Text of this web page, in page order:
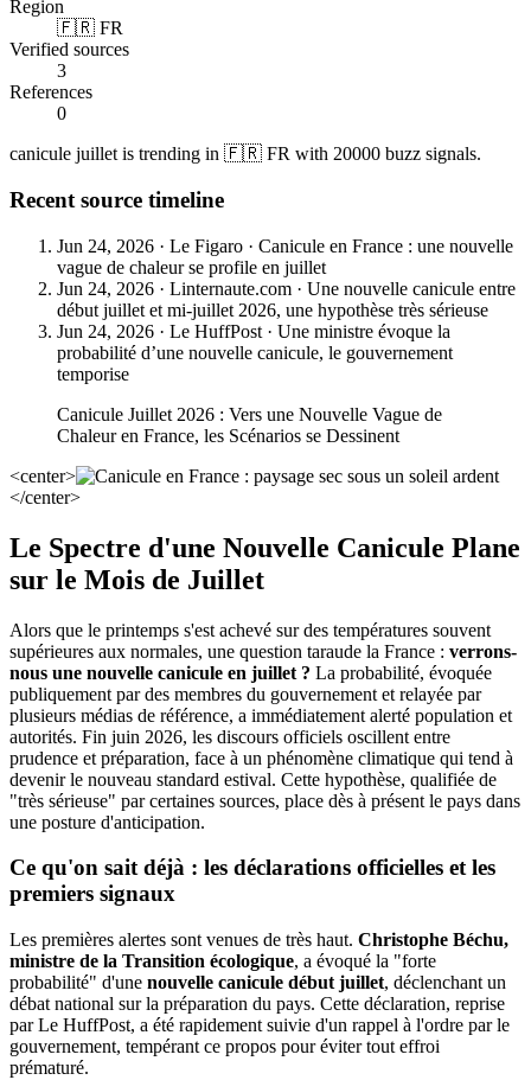
Region
🇫🇷 FR
Verified sources
3
References
0
canicule juillet is trending in 🇫🇷 FR with 20000 buzz signals.
Recent source timeline
Jun 24, 2026 · Le Figaro · Canicule en France : une nouvelle
vague de chaleur se profile en juillet
Jun 24, 2026 · Linternaute.com · Une nouvelle canicule entre
début juillet et mi-juillet 2026, une hypothèse très sérieuse
Jun 24, 2026 · Le HuffPost · Une ministre évoque la
probabilité d’une nouvelle canicule, le gouvernement
temporise
Canicule Juillet 2026 : Vers une Nouvelle Vague de
Chaleur en France, les Scénarios se Dessinent
<center>
</center>
Le Spectre d'une Nouvelle Canicule Plane
sur le Mois de Juillet
Alors que le printemps s'est achevé sur des températures souvent
supérieures aux normales, une question taraude la France : verrons-
nous une nouvelle canicule en juillet ? La probabilité, évoquée
publiquement par des membres du gouvernement et relayée par
plusieurs médias de référence, a immédiatement alerté population et
autorités. Fin juin 2026, les discours officiels oscillent entre
prudence et préparation, face à un phénomène climatique qui tend à
devenir le nouveau standard estival. Cette hypothèse, qualifiée de
"très sérieuse" par certaines sources, place dès à présent le pays dans
une posture d'anticipation.
Ce qu'on sait déjà : les déclarations officielles et les
premiers signaux
Les premières alertes sont venues de très haut. Christophe Béchu,
ministre de la Transition écologique, a évoqué la "forte
probabilité" d'une nouvelle canicule début juillet, déclenchant un
débat national sur la préparation du pays. Cette déclaration, reprise
par Le HuffPost, a été rapidement suivie d'un rappel à l'ordre par le
gouvernement, tempérant ce propos pour éviter tout effroi
prématuré.